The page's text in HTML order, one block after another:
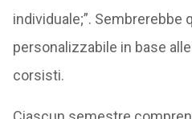
individuale;”. Sembrerebbe
personalizzabile in base
corsisti.